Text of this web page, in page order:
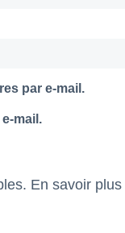
par e-mail.
mail.
En savoir